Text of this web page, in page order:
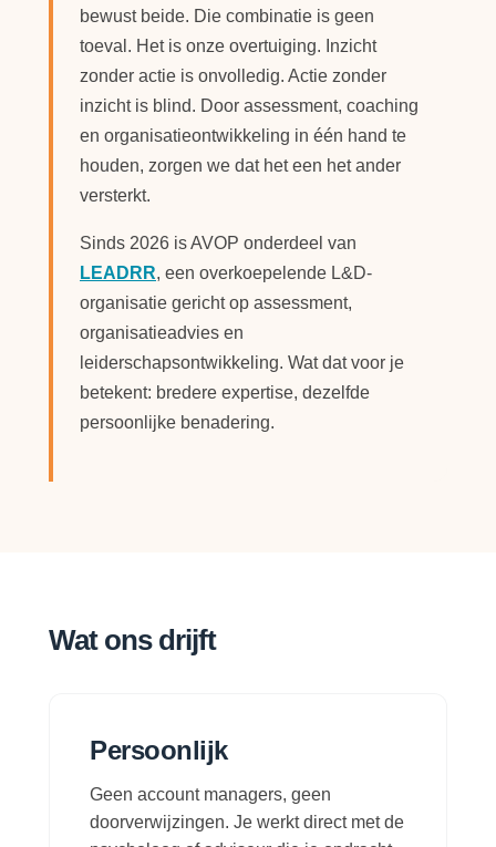
bewust beide. Die combinatie is geen
toeval. Het is onze overtuiging. Inzicht
zonder actie is onvolledig. Actie zonder
inzicht is blind. Door assessment, coaching
en organisatieontwikkeling in één hand te
houden, zorgen we dat het een het ander
versterkt.
Sinds 2026 is AVOP onderdeel van
LEADRR, een overkoepelende L&D-
organisatie gericht op assessment,
organisatieadvies en
leiderschapsontwikkeling. Wat dat voor je
betekent: bredere expertise, dezelfde
persoonlijke benadering.
Wat ons drijft
Persoonlijk
Geen account managers, geen
doorverwijzingen. Je werkt direct met de